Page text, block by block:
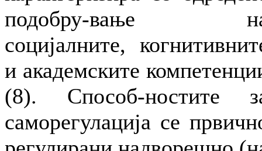
подобру-вање
социјалните,
и академските
(8). Способ-ностите
саморегулација се